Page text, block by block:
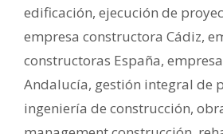
edificación, ejecución de
empresa constructora Cádiz,
constructoras España,
Andalucía, gestión integral de
ingeniería de construcción,